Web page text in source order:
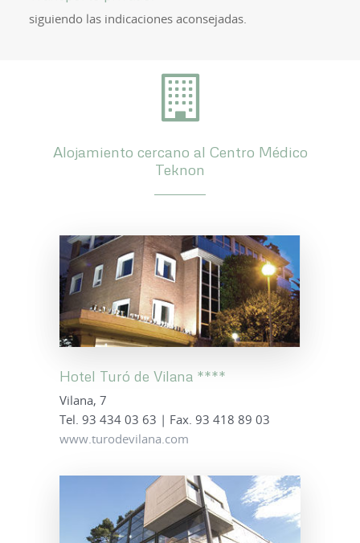
siguiendo las indicaciones aconsejadas.
Alojamiento cercano al Centro Médico
Teknon
Hotel Turó de Vilana ****
Vilana, 7
Tel. 93 434 03 63 | Fax. 93 418 89 03
www.turodevilana.com